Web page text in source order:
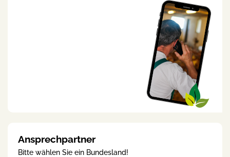
Ansprechpartner
Bitte wählen Sie ein Bundesland!